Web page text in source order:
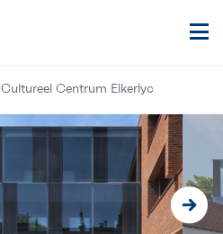
Cultureel Centrum Elkerlyc